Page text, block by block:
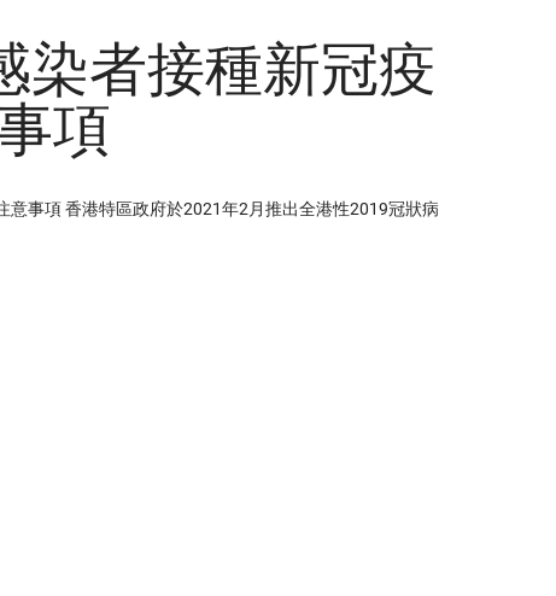
染者接種新冠疫
項
意事項 香港特區政府於2021年2月推出全港性2019冠狀病